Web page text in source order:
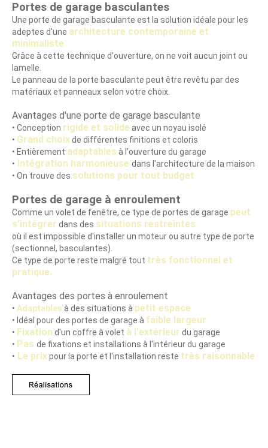
Portes de garage basculantes
Une porte de garage basculante est la solution idéale pour les
adeptes d'une architecture contemporaine et
minimaliste.
Grâce à cette technique d'ouverture, on ne voit aucun joint ou
lamelle.
Le panneau de la porte basculante peut être revêtu par des
matériaux et panneaux selon votre choix.
Avantages d'une porte de garage basculante
• Conception rigide et solide avec un noyau isolé
• Grand choixde différentes finitions et coloris
• Entièrement adaptables à l'ouverture du garage
•
Intégration harmonieuse dans l'architecture de la maison
• On trouve des solutions pour tout budget
Portes de garage à enroulement
Comme un volet de fenêtre, ce type de portes de garage peut
s'intégrer dans des situations restreintes
où il est impossible d'installer un moteur ou autre type de porte
(sectionnel, basculantes).
Ce type de porte reste malgré tout très fonctionnel et
pratique.
Avantages des portes à enroulement
• Adaptables à des situations à petit espace
• Idéal pour des portes de garage à faible largeur
• Fixation d'un coffre à volet à l'extérieur du garage
• Pas de fixations et installations à l'intérieur du garage
• Le prixpour la porte et l'installation reste très raisonnable